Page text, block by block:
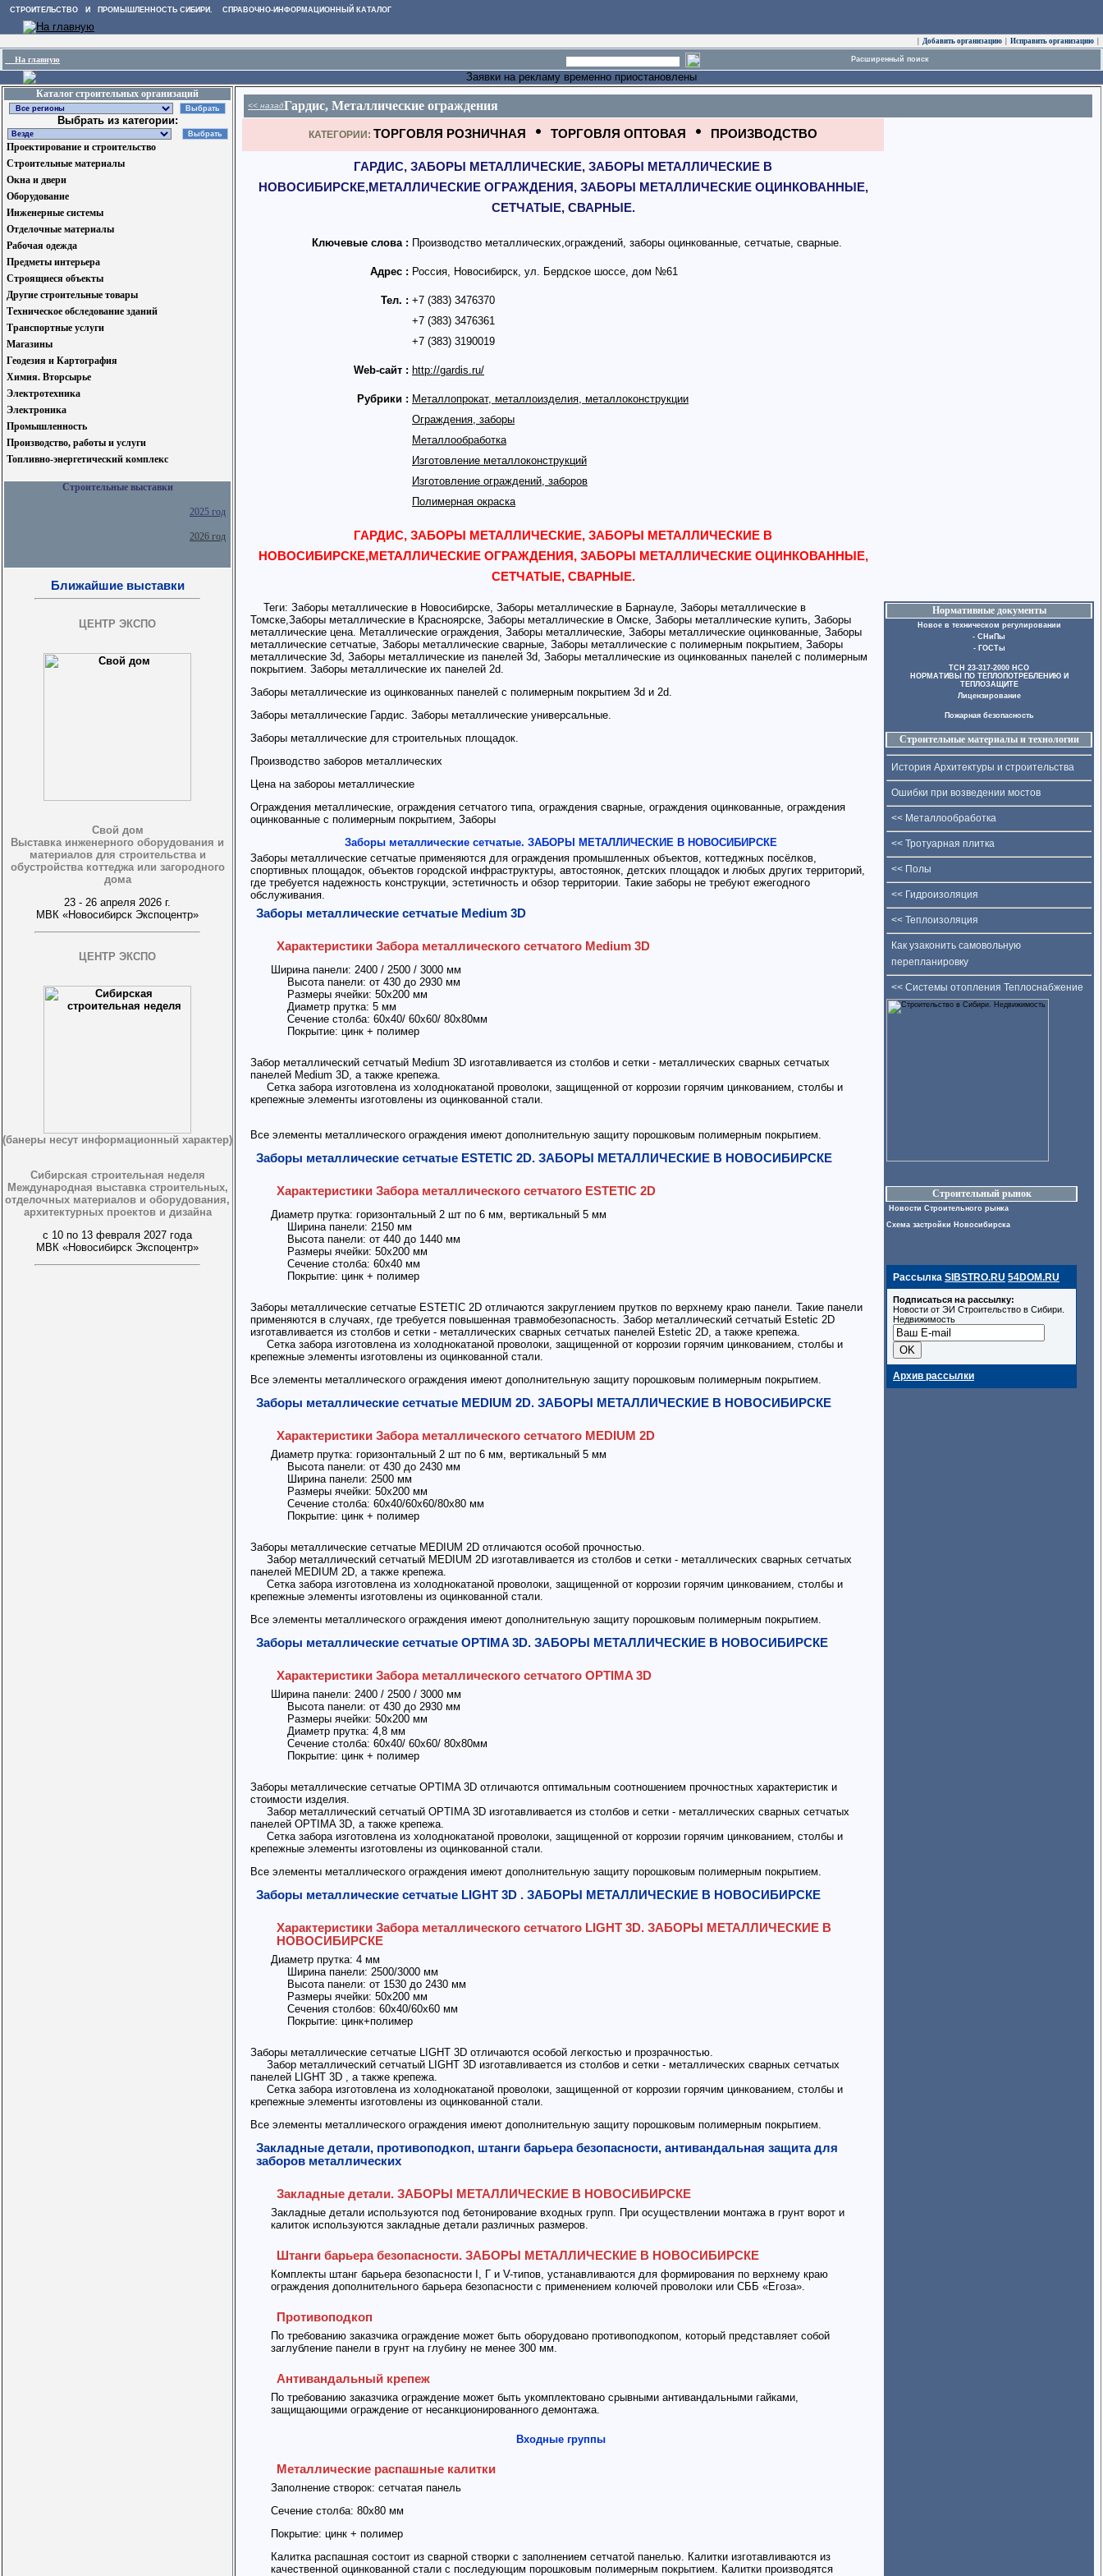
СТРОИТЕЛЬСТВО И ПРОМЫШЛЕННОСТЬ СИБИРИ. СПРАВОЧНО-ИНФОРМАЦИОННЫЙ КАТАЛОГ
Добавить организацию Исправить организацию
На главную Расширенный поиск
Заявки на рекламу временно приостановлены
Каталог строительных организаций
Выбрать из категории:
Проектирование и строительство
Строительные материалы
Окна и двери
Оборудование
Инженерные системы
Отделочные материалы
Рабочая одежда
Предметы интерьера
Строящиеся объекты
Другие строительные товары
Техническое обследование зданий
Транспортные услуги
Магазины
Геодезия и Картография
Химия. Вторсырье
Электротехника
Электроника
Промышленность
Производство, работы и услуги
Топливно-энергетический комплекс
Строительные выставки
2025 год
2026 год
Ближайшие выставки
ЦЕНТР ЭКСПО
Свой дом
Выставка инженерного оборудования и
материалов для строительства и
обустройства коттеджа или загородного
дома
23 - 26 апреля 2026 г.
МВК «Новосибирск Экспоцентр»
ЦЕНТР ЭКСПО
(банеры несут информационный характер)
Сибирская строительная неделя
Международная выставка строительных,
отделочных материалов и оборудования,
архитектурных проектов и дизайна
с 10 по 13 февраля 2027 года
МВК «Новосибирск Экспоцентр»
<< назадГардис, Металлические ограждения
КАТЕГОРИИ: ТОРГОВЛЯ РОЗНИЧНАЯ ТОРГОВЛЯ ОПТОВАЯ ПРОИЗВОДСТВО
ГАРДИС, ЗАБОРЫ МЕТАЛЛИЧЕСКИЕ, ЗАБОРЫ МЕТАЛЛИЧЕСКИЕ В
НОВОСИБИРСКЕ,МЕТАЛЛИЧЕСКИЕ ОГРАЖДЕНИЯ, ЗАБОРЫ МЕТАЛЛИЧЕСКИЕ ОЦИНКОВАННЫЕ,
СЕТЧАТЫЕ, СВАРНЫЕ.
Ключевые слова : Производство металлических,ограждений, заборы оцинкованные, сетчатые, сварные.
Адрес : Россия, Новосибирск, ул. Бердское шоссе, дом №61
Тел. : +7 (383) 3476370
+7 (383) 3476361
+7 (383) 3190019
Web-сайт : http://gardis.ru/
Рубрики : Металлопрокат, металлоизделия, металлоконструкции
Ограждения, заборы
Металлообработка
Изготовление металлоконструкций
Изготовление ограждений, заборов
Полимерная окраска
ГАРДИС, ЗАБОРЫ МЕТАЛЛИЧЕСКИЕ, ЗАБОРЫ МЕТАЛЛИЧЕСКИЕ В
НОВОСИБИРСКЕ,МЕТАЛЛИЧЕСКИЕ ОГРАЖДЕНИЯ, ЗАБОРЫ МЕТАЛЛИЧЕСКИЕ ОЦИНКОВАННЫЕ,
СЕТЧАТЫЕ, СВАРНЫЕ.
Теги: Заборы металлические в Новосибирске, Заборы металлические в Барнауле, Заборы металлические в
Томске,Заборы металлические в Красноярске, Заборы металлические в Омске, Заборы металлические купить, Заборы
металлические цена. Металлические ограждения, Заборы металлические, Заборы металлические оцинкованные, Заборы
металлические сетчатые, Заборы металлические сварные, Заборы металлические с полимерным покрытием, Заборы
металлические 3d, Заборы металлические из панелей 3d, Заборы металлические из оцинкованных панелей с полимерным
покрытием. Заборы металлические их панелей 2d.
Заборы металлические из оцинкованных панелей с полимерным покрытием 3d и 2d.
Заборы металлические Гардис. Заборы металлические универсальные.
Заборы металлические для строительных площадок.
Производство заборов металлических
Цена на забороы металлические
Ограждения металлические, ограждения сетчатого типа, ограждения сварные, ограждения оцинкованные, ограждения
оцинкованные с полимерным покрытием, Заборы
Заборы металлические сетчатые. ЗАБОРЫ МЕТАЛЛИЧЕСКИЕ В НОВОСИБИРСКЕ
Заборы металлические сетчатые применяются для ограждения промышленных объектов, коттеджных посёлков,
спортивных площадок, объектов городской инфраструктуры, автостоянок, детских площадок и любых других территорий,
где требуется надежность конструкции, эстетичность и обзор территории. Такие заборы не требуют ежегодного
обслуживания.
Заборы металлические сетчатые Medium 3D
Характеристики Забора металлического сетчатого Medium 3D
Ширина панели: 2400 / 2500 / 3000 мм
Высота панели: от 430 до 2930 мм
Размеры ячейки: 50х200 мм
Диаметр прутка: 5 мм
Сечение столба: 60х40/ 60х60/ 80х80мм
Покрытие: цинк + полимер
Забор металлический сетчатый Medium 3D изготавливается из столбов и сетки - металлических сварных сетчатых
панелей Medium 3D, а также крепежа.
Сетка забора изготовлена из холоднокатаной проволоки, защищенной от коррозии горячим цинкованием, столбы и
крепежные элементы изготовлены из оцинкованной стали.
Все элементы металлического ограждения имеют дополнительную защиту порошковым полимерным покрытием.
Заборы металлические сетчатые ESTETIC 2D. ЗАБОРЫ МЕТАЛЛИЧЕСКИЕ В НОВОСИБИРСКЕ
Характеристики Забора металлического сетчатого ESTETIC 2D
Диаметр прутка: горизонтальный 2 шт по 6 мм, вертикальный 5 мм
Ширина панели: 2150 мм
Высота панели: от 440 до 1440 мм
Размеры ячейки: 50х200 мм
Сечение столба: 60х40 мм
Покрытие: цинк + полимер
Заборы металлические сетчатые ESTETIC 2D отличаются закруглением прутков по верхнему краю панели. Такие панели
применяются в случаях, где требуется повышенная травмобезопасность. Забор металлический сетчатый Estetic 2D
изготавливается из столбов и сетки - металлических сварных сетчатых панелей Estetic 2D, а также крепежа.
Сетка забора изготовлена из холоднокатаной проволоки, защищенной от коррозии горячим цинкованием, столбы и
крепежные элементы изготовлены из оцинкованной стали.
Все элементы металлического ограждения имеют дополнительную защиту порошковым полимерным покрытием.
Заборы металлические сетчатые MEDIUM 2D. ЗАБОРЫ МЕТАЛЛИЧЕСКИЕ В НОВОСИБИРСКЕ
Характеристики Забора металлического сетчатого MEDIUM 2D
Диаметр прутка: горизонтальный 2 шт по 6 мм, вертикальный 5 мм
Высота панели: от 430 до 2430 мм
Ширина панели: 2500 мм
Размеры ячейки: 50х200 мм
Сечение столба: 60х40/60x60/80х80 мм
Покрытие: цинк + полимер
Заборы металлические сетчатые MEDIUM 2D отличаются особой прочностью.
Забор металлический сетчатый MEDIUM 2D изготавливается из столбов и сетки - металлических сварных сетчатых
панелей MEDIUM 2D, а также крепежа.
Сетка забора изготовлена из холоднокатаной проволоки, защищенной от коррозии горячим цинкованием, столбы и
крепежные элементы изготовлены из оцинкованной стали.
Все элементы металлического ограждения имеют дополнительную защиту порошковым полимерным покрытием.
Заборы металлические сетчатые OPTIMA 3D. ЗАБОРЫ МЕТАЛЛИЧЕСКИЕ В НОВОСИБИРСКЕ
Характеристики Забора металлического сетчатого OPTIMA 3D
Ширина панели: 2400 / 2500 / 3000 мм
Высота панели: от 430 до 2930 мм
Размеры ячейки: 50х200 мм
Диаметр прутка: 4,8 мм
Сечение столба: 60х40/ 60х60/ 80х80мм
Покрытие: цинк + полимер
Заборы металлические сетчатые OPTIMA 3D отличаются оптимальным соотношением прочностных характеристик и
стоимости изделия.
Забор металлический сетчатый OPTIMA 3D изготавливается из столбов и сетки - металлических сварных сетчатых
панелей OPTIMA 3D, а также крепежа.
Сетка забора изготовлена из холоднокатаной проволоки, защищенной от коррозии горячим цинкованием, столбы и
крепежные элементы изготовлены из оцинкованной стали.
Все элементы металлического ограждения имеют дополнительную защиту порошковым полимерным покрытием.
Заборы металлические сетчатые LIGHT 3D . ЗАБОРЫ МЕТАЛЛИЧЕСКИЕ В НОВОСИБИРСКЕ
Характеристики Забора металлического сетчатого LIGHT 3D. ЗАБОРЫ МЕТАЛЛИЧЕСКИЕ В
НОВОСИБИРСКЕ
Диаметр прутка: 4 мм
Ширина панели: 2500/3000 мм
Высота панели: от 1530 до 2430 мм
Размеры ячейки: 50х200 мм
Сечения столбов: 60х40/60х60 мм
Покрытие: цинк+полимер
Заборы металлические сетчатые LIGHT 3D отличаются особой легкостью и прозрачностью.
Забор металлический сетчатый LIGHT 3D изготавливается из столбов и сетки - металлических сварных сетчатых
панелей LIGHT 3D , а также крепежа.
Сетка забора изготовлена из холоднокатаной проволоки, защищенной от коррозии горячим цинкованием, столбы и
крепежные элементы изготовлены из оцинкованной стали.
Все элементы металлического ограждения имеют дополнительную защиту порошковым полимерным покрытием.
Закладные детали, противоподкоп, штанги барьера безопасности, антивандальная защита для
заборов металлических
Закладные детали. ЗАБОРЫ МЕТАЛЛИЧЕСКИЕ В НОВОСИБИРСКЕ
Закладные детали используются под бетонирование входных групп. При осуществлении монтажа в грунт ворот и
калиток используются закладные детали различных размеров.
Штанги барьера безопасности. ЗАБОРЫ МЕТАЛЛИЧЕСКИЕ В НОВОСИБИРСКЕ
Комплекты штанг барьера безопасности I, Г и V-типов, устанавливаются для формирования по верхнему краю
ограждения дополнительного барьера безопасности с применением колючей проволоки или СББ «Егоза».
Противоподкоп
По требованию заказчика ограждение может быть оборудовано противоподкопом, который представляет собой
заглубление панели в грунт на глубину не менее 300 мм.
Антивандальный крепеж
По требованию заказчика ограждение может быть укомплектовано срывными антивандальными гайками,
защищающими ограждение от несанкционированного демонтажа.
Входные группы
Металлические распашные калитки
Заполнение створок: сетчатая панель
Сечение столба: 80х80 мм
Покрытие: цинк + полимер
Калитка распашная состоит из сварной створки с заполнением сетчатой панелью. Калитки изготавливаются из
качественной оцинкованной стали с последующим порошковым полимерным покрытием. Калитки производятся
Нормативные документы
Новое в техническом регулировании
- СНиПы
- ГОСТы
ТСН 23-317-2000 НСО
НОРМАТИВЫ ПО ТЕПЛОПОТРЕБЛЕНИЮ И
ТЕПЛОЗАЩИТЕ
Лицензирование
Пожарная безопасность
Строительные материалы и технологии
История Архитектуры и строительства
Ошибки при возведении мостов
<< Металлообработка
<< Тротуарная плитка
<< Полы
<< Гидроизоляция
<< Теплоизоляция
Как узаконить самовольную
перепланировку
<< Системы отопления Теплоснабжение
Строительный рынок
Новости Строительного рынка
Схема застройки Новосибирска
Рассылка SIBSTRO.RU 54DOM.RU
Подписаться на рассылку:
Новости от ЭИ Строительство в Сибири.
Недвижимость
Архив рассылки